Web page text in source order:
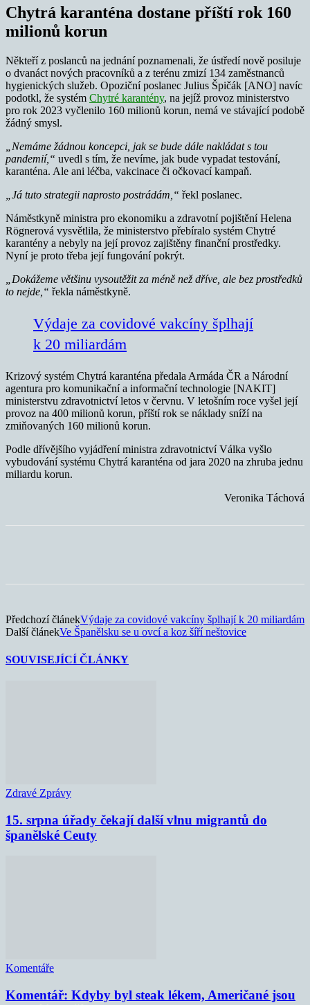
Chytrá karanténa dostane příští rok 160
milionů korun
Někteří z poslanců na jednání poznamenali, že ústředí nově posiluje
o dvanáct nových pracovníků a z terénu zmizí 134 zaměstnanců
hygienických služeb. Opoziční poslanec Julius Špičák [ANO] navíc
podotkl, že systém Chytré karantény, na jejíž provoz ministerstvo
pro rok 2023 vyčlenilo 160 milionů korun, nemá ve stávající podobě
žádný smysl.
„Nemáme žádnou koncepci, jak se bude dále nakládat s tou
pandemií,“ uvedl s tím, že nevíme, jak bude vypadat testování,
karanténa. Ale ani léčba, vakcinace či očkovací kampaň.
„Já tuto strategii naprosto postrádám,“ řekl poslanec.
Náměstkyně ministra pro ekonomiku a zdravotní pojištění Helena
Rögnerová vysvětlila, že ministerstvo přebíralo systém Chytré
karantény a nebyly na její provoz zajištěny finanční prostředky.
Nyní je proto třeba její fungování pokrýt.
„Dokážeme většinu vysoutěžit za méně než dříve, ale bez prostředků
to nejde,“ řekla náměstkyně.
Výdaje za covidové vakcíny šplhají
k 20 miliardám
Krizový systém Chytrá karanténa předala Armáda ČR a Národní
agentura pro komunikační a informační technologie [NAKIT]
ministerstvu zdravotnictví letos v červnu. V letošním roce vyšel její
provoz na 400 milionů korun, příští rok se náklady sníží na
zmiňovaných 160 milionů korun.
Podle dřívějšího vyjádření ministra zdravotnictví Válka vyšlo
vybudování systému Chytrá karanténa od jara 2020 na zhruba jednu
miliardu korun.
Veronika Táchová
Předchozí článekVýdaje za covidové vakcíny šplhají k 20 miliardám
Další článekVe Španělsku se u ovcí a koz šíří neštovice
SOUVISEJÍCÍ ČLÁNKY
Zdravé Zprávy
15. srpna úřady čekají další vlnu migrantů do
španělské Ceuty
Komentáře
Komentář: Kdyby byl steak lékem, Američané jsou